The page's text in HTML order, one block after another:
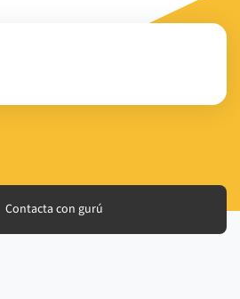
Contacta con gurú